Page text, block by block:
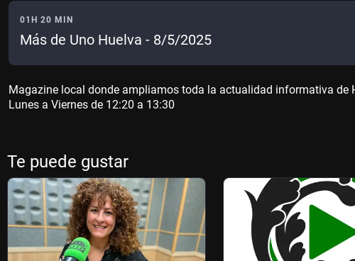
01H 20 MIN
Más de Uno Huelva - 8/5/2025
Magazine local donde ampliamos toda la actualidad informativa de
Lunes a Viernes de 12:20 a 13:30
Te puede gustar